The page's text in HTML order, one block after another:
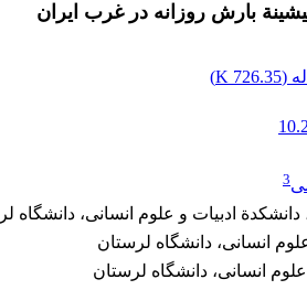
بارش روزانه در غرب ایران
(
726.35 K
)
3
ادبیات و علوم انسانی، دانشگاه
انسانی، دانشگاه لرستان
انسانی، دانشگاه لرستان